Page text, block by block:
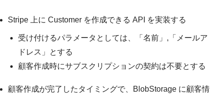
Stripe 上に Customer を作成できる API を実装する
受け付けるパラメータとしては、「名前」,「メールア
ドレス」とする
顧客作成時にサブスクリプションの契約は不要とする
顧客作成が完了したタイミングで、BlobStorage に顧客情